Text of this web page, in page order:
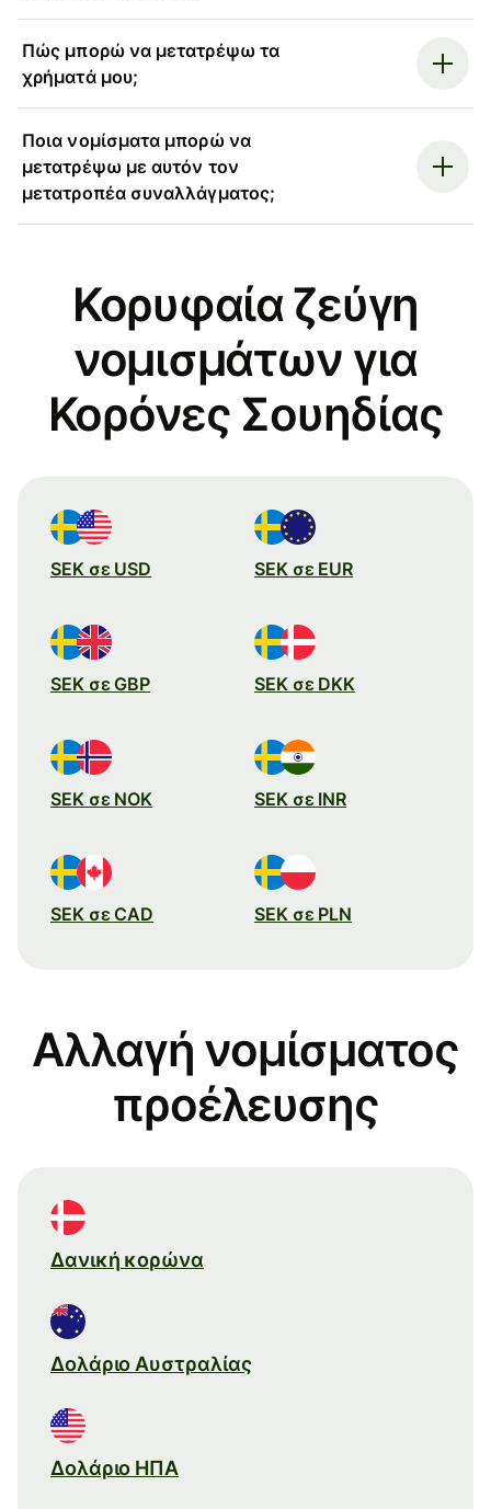
Πώς μπορώ να μετατρέψω τα
χρήματά μου;
Ποια νομίσματα μπορώ να
μετατρέψω με αυτόν τον
μετατροπέα συναλλάγματος;
Κορυφαία ζεύγη
νομισμάτων για
Κορόνες Σουηδίας
SEK σε USD SEK σε EUR
SEK σε GBP SEK σε DKK
SEK σε NOK SEK σε INR
SEK σε CAD SEK σε PLN
Αλλαγή νομίσματος
προέλευσης
Δανική κορώνα
Δολάριο Αυστραλίας
Δολάριο ΗΠΑ